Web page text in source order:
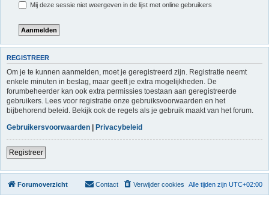
Mij deze sessie niet weergeven in de lijst met online gebruikers
REGISTREER
Om je te kunnen aanmelden, moet je geregistreerd zijn. Registratie neemt
enkele minuten in beslag, maar geeft je extra mogelijkheden. De
forumbeheerder kan ook extra permissies toestaan aan geregistreerde
gebruikers. Lees voor registratie onze gebruiksvoorwaarden en het
bijbehorend beleid. Bekijk ook de regels als je gebruik maakt van het forum.
Gebruikersvoorwaarden | Privacybeleid
Registreer
Forumoverzicht Alle tijden zijn UTC+02:00
Verwijder cookies
Contact